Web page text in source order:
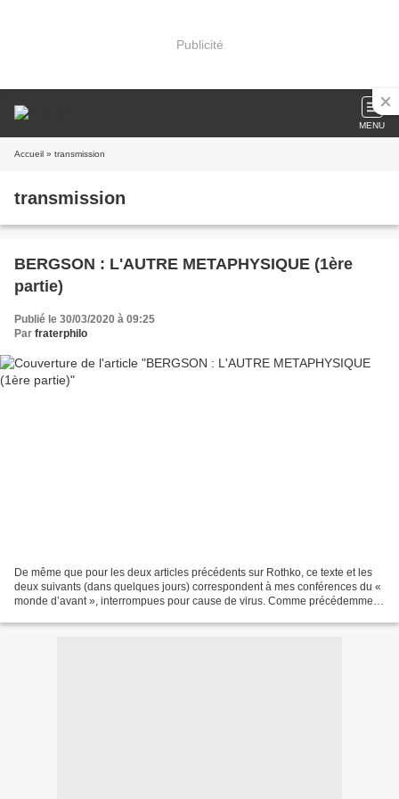
Publicité
MENU
Accueil » transmission
transmission
BERGSON : L'AUTRE METAPHYSIQUE (1ère
partie)
Publié le 30/03/2020 à 09:25
Par fraterphilo
De même que pour les deux articles précédents sur Rothko, ce texte et les
deux suivants (dans quelques jours) correspondent à mes conférences du «
monde d’avant », interrompues pour cause de virus. Comme précédemment,